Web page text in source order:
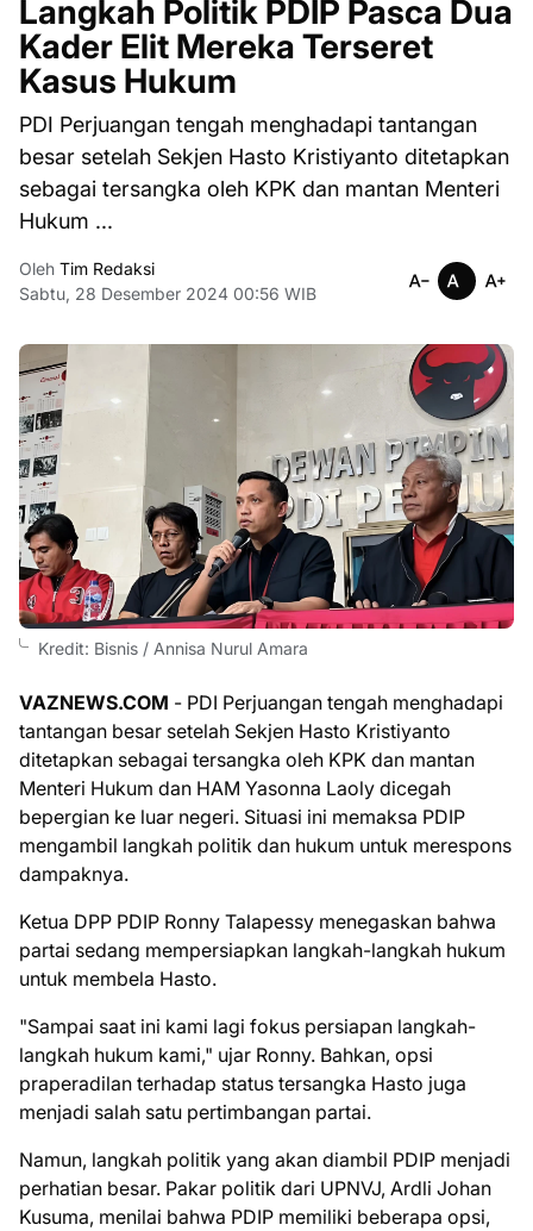
Langkah Politik PDIP Pasca Dua
Kader Elit Mereka Terseret
Kasus Hukum
PDI Perjuangan tengah menghadapi tantangan
besar setelah Sekjen Hasto Kristiyanto ditetapkan
sebagai tersangka oleh KPK dan mantan Menteri
Hukum ...
Oleh Tim Redaksi
Sabtu, 28 Desember 2024 00:56 WIB
Kredit: Bisnis / Annisa Nurul Amara
VAZNEWS.COM - PDI Perjuangan tengah menghadapi
tantangan besar setelah Sekjen Hasto Kristiyanto
ditetapkan sebagai tersangka oleh KPK dan mantan
Menteri Hukum dan HAM Yasonna Laoly dicegah
bepergian ke luar negeri. Situasi ini memaksa PDIP
mengambil langkah politik dan hukum untuk merespons
dampaknya.
Ketua DPP PDIP Ronny Talapessy menegaskan bahwa
partai sedang mempersiapkan langkah-langkah hukum
untuk membela Hasto.
"Sampai saat ini kami lagi fokus persiapan langkah-
langkah hukum kami," ujar Ronny. Bahkan, opsi
praperadilan terhadap status tersangka Hasto juga
menjadi salah satu pertimbangan partai.
Namun, langkah politik yang akan diambil PDIP menjadi
perhatian besar. Pakar politik dari UPNVJ, Ardli Johan
Kusuma, menilai bahwa PDIP memiliki beberapa opsi,